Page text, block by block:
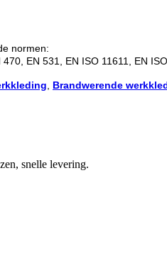
normen:
EN 531, EN ISO 11611, EN
, Brandwerende
snelle levering.